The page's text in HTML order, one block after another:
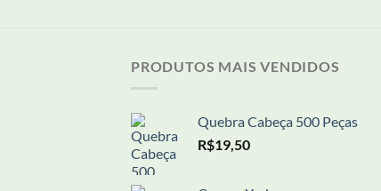
PRODUTOS MAIS VENDIDOS
Quebra Cabeça 500 Peças
R$19,50